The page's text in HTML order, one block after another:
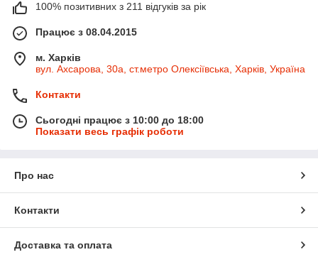
100% позитивних з 211 відгуків за рік
Працює з 08.04.2015
м. Харків
вул. Ахсарова, 30а, ст.метро Олексіївська, Харків, Україна
Контакти
Сьогодні працює з 10:00 до 18:00
Показати весь графік роботи
Про нас
Контакти
Доставка та оплата